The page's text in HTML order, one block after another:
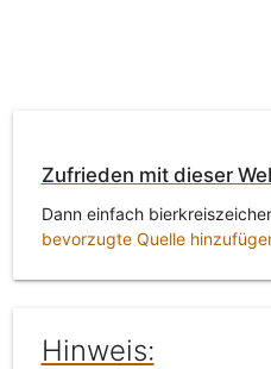
Zufrieden mit dieser
Dann einfach
bevorzugte Quelle
Hinweis: